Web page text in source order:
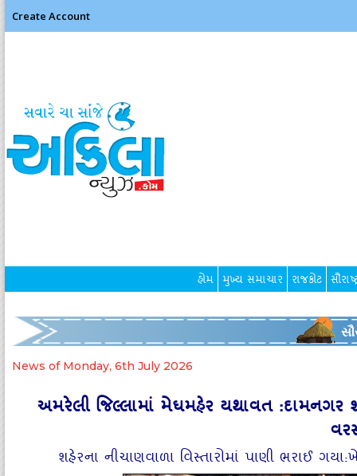
Create Account
હોમ મુખ્ય સમાચાર રાજકોટ
News of Monday, 6th July 2026
અમરેલી જિલ્લામાં મેઘમહેર યથાવત :દામનગર
શહેરના નીચાણવાળા વિસ્તારોમાં પાણી ભરાઈ